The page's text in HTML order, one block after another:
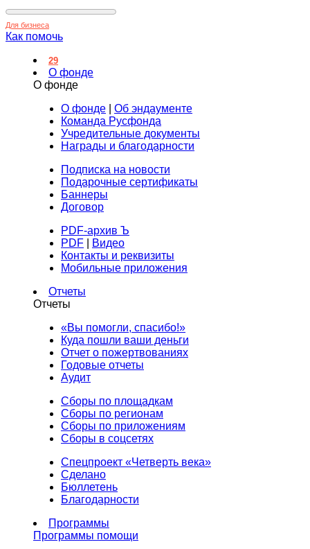
Для бизнеса
Как помочь
29
О фонде
О фонде
О фонде
Об эндаументе
Команда Русфонда
Учредительные документы
Награды и благодарности
Подписка на новости
Подарочные сертификаты
Баннеры
Договор
PDF-архив Ъ
PDF
Видео
Контакты и реквизиты
Мобильные приложения
Отчеты
Отчеты
«Вы помогли, спасибо!»
Куда пошли ваши деньги
Отчет о пожертвованиях
Годовые отчеты
Аудит
Сборы по площадкам
Сборы по регионам
Сборы по приложениям
Сборы в соцсетях
Спецпроект «Четверть века»
Сделано
Бюллетень
Благодарности
Программы
Программы помощи